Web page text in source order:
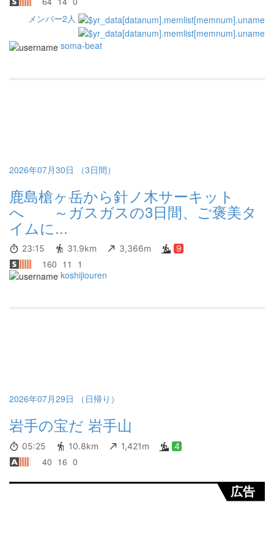
メンバー2人
soma-beat
2026年07月30日 （3日間）
鹿島槍ヶ岳から針ノ木サーキット
へ ～ガスガスの3日間、ご褒美タ
イムに...
23:15 31.9km 3,366m 9
160 11
1
koshijiouren
2026年07月29日 （日帰り）
岩手の宝だ 岩手山
05:25 10.8km 1,421m 4
40 16 0
広告